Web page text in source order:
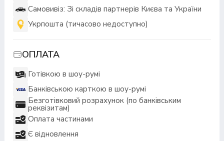
Самовивіз: Зі складів партнерів Києва та України
Укрпошта (тичасово недоступно)
ОПЛАТА
Готівкою в шоу-румі
Банківською карткою в шоу-румі
Безготівковий розрахунок (по банківським
реквізитам)
Оплата частинами
Є відновлення